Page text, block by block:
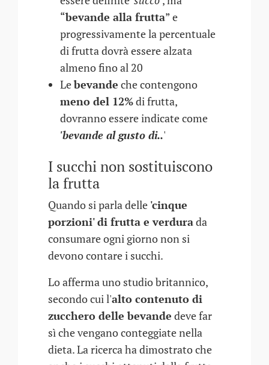
“bevande alla frutta” e
progressivamente la percentuale
di frutta dovrà essere alzata
almeno fino al 20
Lebevande che contengono
meno del 12%di frutta,
dovranno essere indicate come
'bevande al gusto di..'
I succhi non sostituiscono
la frutta
Quando si parla delle 'cinque
porzioni' di frutta e verdurada
consumare ogni giorno non si
devono contare i succhi.
Lo afferma uno studio britannico,
secondo cui l'alto contenuto di
zucchero delle bevande deve far
sì che vengano conteggiate nella
dieta. La ricerca ha dimostrato che